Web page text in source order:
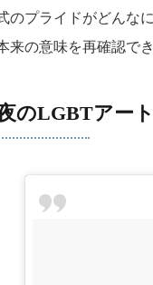
のプライドがどんな
来の意味を再確認でき
のLGBTアー